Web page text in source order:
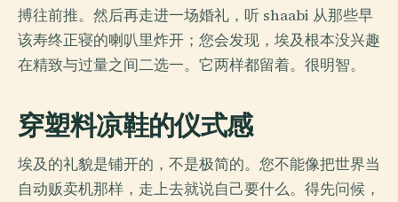
搏往前推。然后再走进一场婚礼，听 shaabi 从那些早
该寿终正寝的喇叭里炸开；您会发现，埃及根本没兴趣
在精致与过量之间二选一。它两样都留着。很明智。
穿塑料凉鞋的仪式感
埃及的礼貌是铺开的，不是极简的。您不能像把世界当
自动贩卖机那样，走上去就说自己要什么。得先问候，